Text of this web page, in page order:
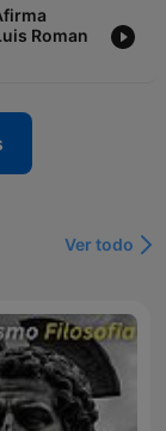
Roman
Ver todo